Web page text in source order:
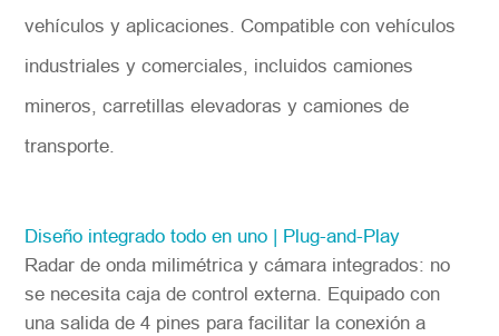
vehículos y aplicaciones. Compatible con vehículos
industriales y comerciales, incluidos camiones
mineros, carretillas elevadoras y camiones de
transporte.
Diseño integrado todo en uno | Plug-and-Play
Radar de onda milimétrica y cámara integrados: no
se necesita caja de control externa. Equipado con
una salida de 4 pines para facilitar la conexión a